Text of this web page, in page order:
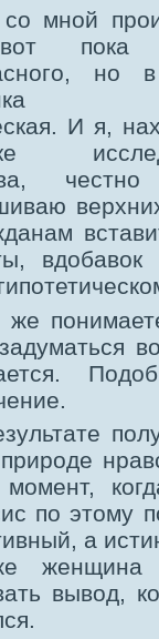
мной
пока
но
И я,
честно
по этому
а
женщина
вывод,